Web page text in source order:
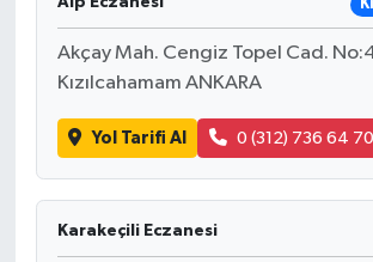
Akçay Mah. Cengiz Topel Cad.
Kızılcahamam ANKARA
Yol Tarifi Al 0 (312) 736 64 70
Karakeçili Eczanesi